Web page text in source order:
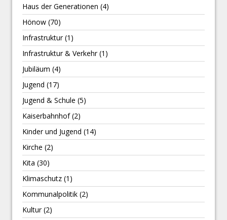
Haus der Generationen (4)
Hönow (70)
Infrastruktur(1)
Infrastruktur & Verkehr(1)
Jubiläum (4)
Jugend (17)
Jugend & Schule (5)
Kaiserbahnhof(2)
Kinder und Jugend (14)
Kirche (2)
Kita (30)
Klimaschutz (1)
Kommunalpolitik (2)
Kultur(2)